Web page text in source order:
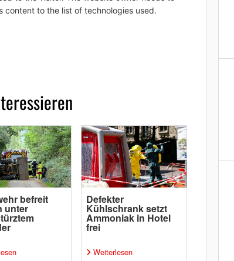
content to the list of technologies used.
befreit
unter
Defekter
Kühlschrank setzt
Ammoniak in Hotel
frei
Weiterlesen